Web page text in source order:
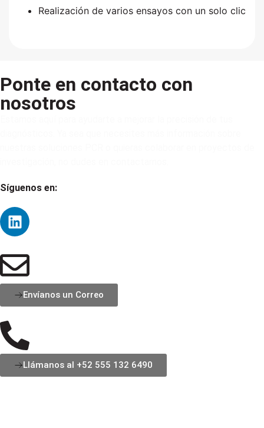
Realización de varios ensayos con un solo clic
Ponte en contacto con
nosotros
Síguenos en:
Envíanos un Correo
Llámanos al +52 555 132 6490